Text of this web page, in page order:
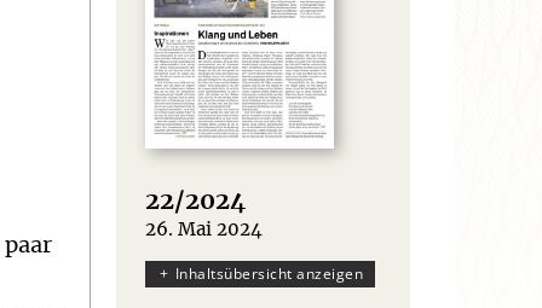
paar
22/2024
:
26. Mai 2024
Inhaltsübersicht anzeigen